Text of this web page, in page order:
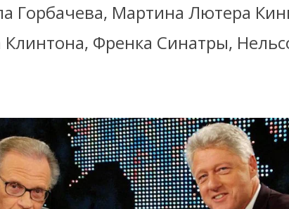
Горбачева, Мартина Лютера
Клинтона, Френка Синатры,